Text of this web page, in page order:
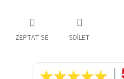
ZEPTAT SE SDÍLET